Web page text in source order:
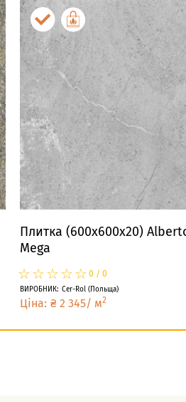
Плитка (600x600x20)
Mega
☆
★☆
★☆
★☆
★☆
★ 0 / 0
ВИРОБНИК: Cer-Rol (Польща)
Ціна: ₴ 2 345/ м2